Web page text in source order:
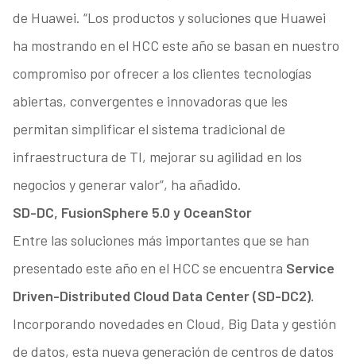
de Huawei. “Los productos y soluciones que Huawei
ha mostrando en el HCC este año se basan en nuestro
compromiso por ofrecer a los clientes tecnologías
abiertas, convergentes e innovadoras que les
permitan simplificar el sistema tradicional de
infraestructura de TI, mejorar su agilidad en los
negocios y generar valor”, ha añadido.
SD-DC, FusionSphere 5.0 y OceanStor
Entre las soluciones más importantes que se han
presentado este año en el HCC se encuentra Service
Driven-Distributed Cloud Data Center (SD-DC2).
Incorporando novedades en Cloud, Big Data y gestión
de datos, esta nueva generación de centros de datos